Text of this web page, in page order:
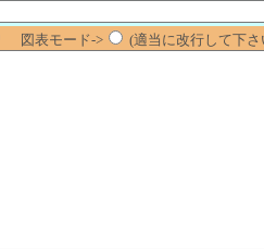
図表モード-> (適当に改行して下